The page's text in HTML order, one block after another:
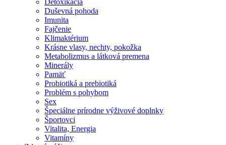
Detoxikácia
Duševná pohoda
Imunita
Fajčenie
Klimaktérium
Krásne vlasy, nechty, pokožka
Metabolizmus a látková premena
Minerály
Pamäť
Probiotiká a prebiotiká
Problém s pohybom
Sex
Špeciálne prírodne výživové doplnky
Športovci
Vitalita, Energia
Vitamíny